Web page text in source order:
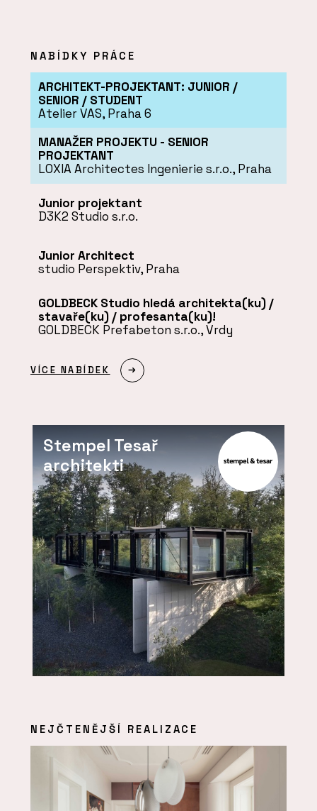
NABÍDKY PRÁCE
ARCHITEKT-PROJEKTANT: JUNIOR /
SENIOR / STUDENT
Atelier VAS, Praha 6
MANAŽER PROJEKTU - SENIOR
PROJEKTANT
LOXIA Architectes Ingenierie s.r.o., Praha
Junior projektant
D3K2 Studio s.r.o.
Junior Architect
studio Perspektiv, Praha
GOLDBECK Studio hledá architekta(ku) /
stavaře(ku) / profesanta(ku)!
GOLDBECK Prefabeton s.r.o., Vrdy
VÍCE NABÍDEK
Stempel Tesař
architekti
NEJČTENĚJŠÍ REALIZACE